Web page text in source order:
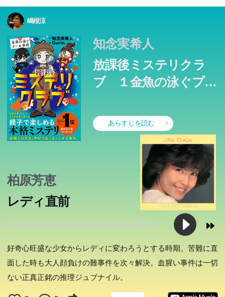
本格推理。
嶋根涼
知念実希人
放課後ミステリクラ
ブ １金魚の泳ぐプー
あらすじを読む
た。 殺人事件はない。でもトリックは本格的。 安心して
読めて、しかも親子で楽しめる一冊になりました。 漢字
にはすべて、フリガナつきです。 （あらすじ） 夜の学
校。プールに放たれた金魚。だれが、なんのために？ ４
年１組の辻堂天馬・柚木陸・神山美鈴、通称「ミステリト
リオ」が先生の依頼で動き出す！ 「ぼくは読者に挑戦す
る」 名探偵・辻堂天馬の挑戦に、キミはこたえられるか
ーー？ （もくじ） １ ミステリトリオ参上 ２ ひみつきち
の三人 ３ お祭りの夜 ４ 夜のおじぞうさん ５ だれが金魚
をはなしたか？ ６ 名探偵の名推理 挿し絵には、キャラク
ターがとっても躍動的な「Gurin.」さん シリーズとして、
2023年冬に第２巻、2024年春に第３巻を刊行予定。 第２
巻は「雪のミステリーサークル」です。お楽しみに! ＜読
者からの感想も続々！＞ 本格ミステリ作家の書く児童向
けミステリって一体どんなお話だろう…と、興味深く読ま
せていただきました。 小学生が主人公で、起こる謎も誰
人顔負けの鋭い推理力や、伏線回収もちゃんとあって、し
っかりとしたミステリ小説。 最後までワクワク。とても
面白かったです。 （図書館関係者） 「ようこそ。ミステ
柏原芳恵
レディ直前
好奇心旺盛な少女からレディに変わろうとする時期。苦難に直
面した時も大人顔負けの難事件を次々解決。血腥い事件は一切
ない正真正銘の推理ジュブナイル。